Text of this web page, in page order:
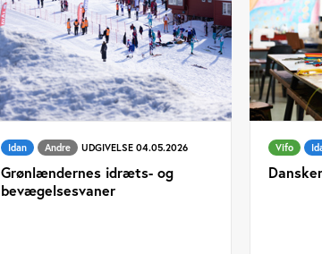
Idan Andre UDGIVELSE 04.05.2026
Grønlændernes idræts- og
bevægelsesvaner
Vifo